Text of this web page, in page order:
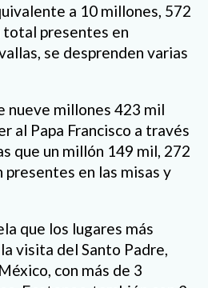
a 10 millones, 572
total presentes en
se desprenden varias
nueve millones 423 mil
al Papa Francisco a través
que un millón 149 mil, 272
presentes en las misas y
que los lugares más
visita del Santo Padre,
con más de 3